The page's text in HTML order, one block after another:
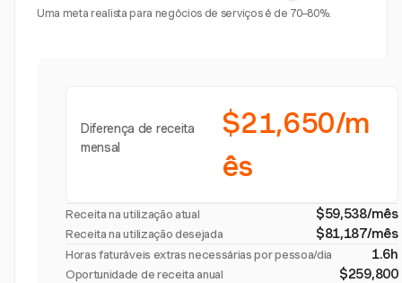
Uma meta realista para negócios de serviços é de 70–80%.
Diferença de receita
mensal
$21,650/m
ês
Receita na utilização atual $59,538/mês
Receita na utilização desejada $81,187/mês
Horas faturáveis extras necessárias por pessoa/dia 1.6h
Oportunidade de receita anual $259,800